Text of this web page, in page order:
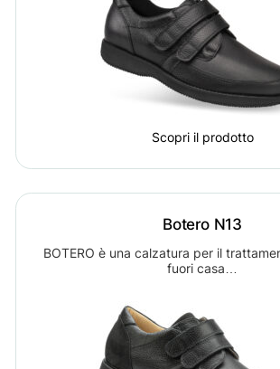
Scopri il prodotto
Botero N13
BOTERO è una calzatura per il
fuori casa…